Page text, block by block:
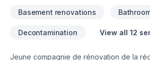
Basement renovations
Decontamination View all 12
Jeune compagnie de rénovation de la